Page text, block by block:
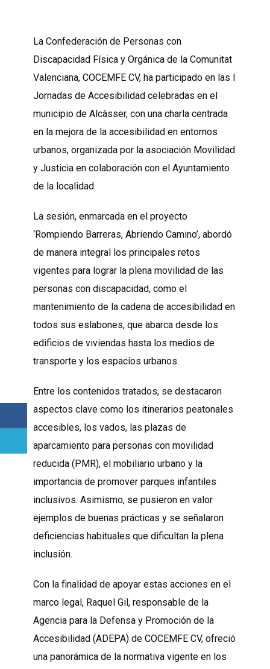
La Confederación de Personas con
Discapacidad Física y Orgánica de la Comunitat
Valenciana, COCEMFE CV, ha participado en las I
Jornadas de Accesibilidad celebradas en el
municipio de Alcàsser, con una charla centrada
en la mejora de la accesibilidad en entornos
urbanos, organizada por la asociación Movilidad
y Justicia en colaboración con el Ayuntamiento
de la localidad.
La sesión, enmarcada en el proyecto
‘Rompiendo Barreras, Abriendo Camino’, abordó
de manera integral los principales retos
vigentes para lograr la plena movilidad de las
personas con discapacidad, como el
mantenimiento de la cadena de accesibilidad en
todos sus eslabones, que abarca desde los
edificios de viviendas hasta los medios de
transporte y los espacios urbanos.
Entre los contenidos tratados, se destacaron
aspectos clave como los itinerarios peatonales
accesibles, los vados, las plazas de
aparcamiento para personas con movilidad
reducida (PMR), el mobiliario urbano y la
importancia de promover parques infantiles
inclusivos. Asimismo, se pusieron en valor
ejemplos de buenas prácticas y se señalaron
deficiencias habituales que dificultan la plena
inclusión.
Con la finalidad de apoyar estas acciones en el
marco legal, Raquel Gil, responsable de la
Agencia para la Defensa y Promoción de la
Accesibilidad (ADEPA) de COCEMFE CV, ofreció
una panorámica de la normativa vigente en los